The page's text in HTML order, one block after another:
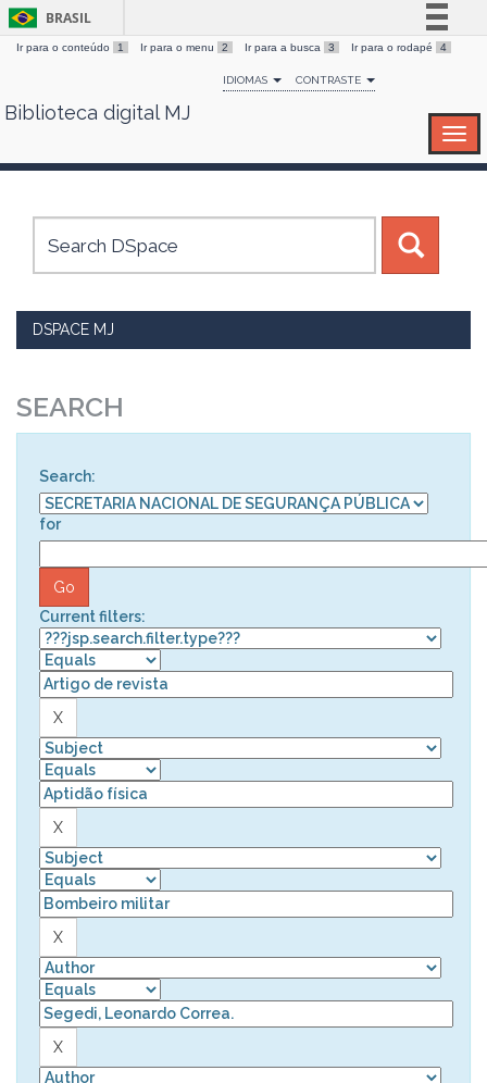
Skip
BRASIL
Simplifique!
Comunica BR
Canais
Ir para o conteúdo 1 Ir para o menu 2 Ir para a busca 3 Ir para o rodapé 4
IDIOMAS CONTRASTE
Biblioteca digital MJ
DSPACE MJ
SEARCH
Search:
for
Current filters: